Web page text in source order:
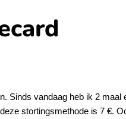
Sinds vandaag heb ik 2
stortingsmethode is 7 €.